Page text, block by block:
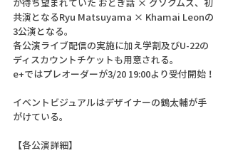
共演となるRyu Matsuyama × Khamai Leonの
3公演となる。
各公演ライブ配信の実施に加え学割及びU-22の
ディスカウントチケットも用意される。
e+ではプレオーダーが3/20 19:00より受付開始！
イベントビジュアルはデザイナーの鶴太輔が手
がけている。
【各公演詳細】